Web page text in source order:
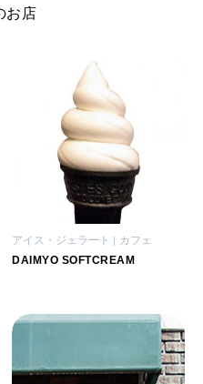
お店
アイス・ジェラート カフェ
DAIMYO SOFTCREAM